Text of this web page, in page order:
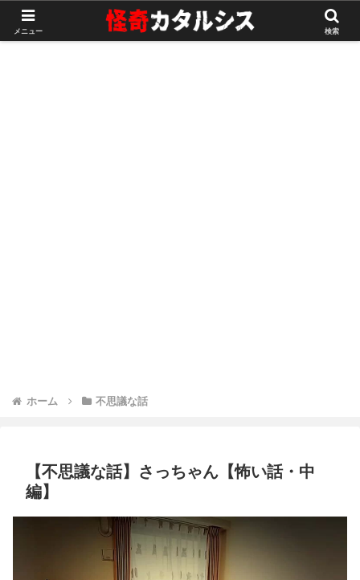
ホーム 不思議な話
【不思議な話】さっちゃん【怖い話・中
編】
メニュー 検索